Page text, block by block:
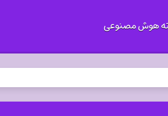
هوش مصنوعی